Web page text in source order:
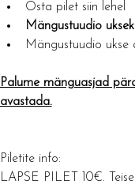
Osta pilet siin lehel
Mängustuudio
Mängustuudio ukse
Palume mänguasjad
avastada.
Piletite info:
LAPSE PILET 10€.